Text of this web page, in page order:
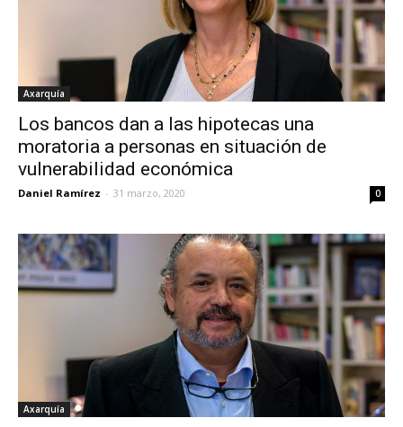
Axarquía
Los bancos dan a las hipotecas una
moratoria a personas en situación de
vulnerabilidad económica
Daniel Ramírez - 31 marzo, 2020 0
Axarquía